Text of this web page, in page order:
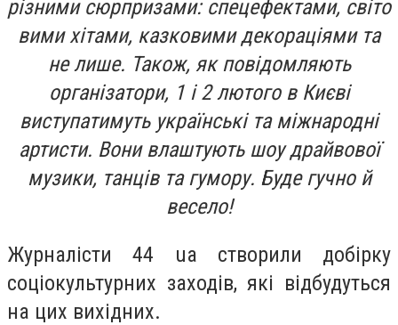
різними сюрпризами: спецефектами, світо
вими хітами, казковими декораціями та
не лише. Також, як повідомляють
організатори, 1 і 2 лютого в Києві
виступатимуть українські та міжнародні
артисти. Вони влаштують шоу драйвової
музики, танців та гумору. Буде гучно й
весело!
Журналісти 44 ua створили добірку
соціокультурних заходів, які відбудуться
на цих вихідних.